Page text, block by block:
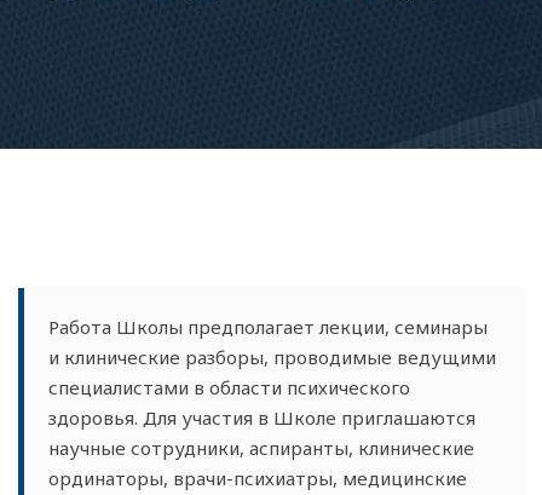
Работа Школы предполагает лекции, семинары
и клинические разборы, проводимые ведущими
специалистами в области психического
здоровья. Для участия в Школе приглашаются
научные сотрудники, аспиранты, клинические
ординаторы, врачи-психиатры, медицинские